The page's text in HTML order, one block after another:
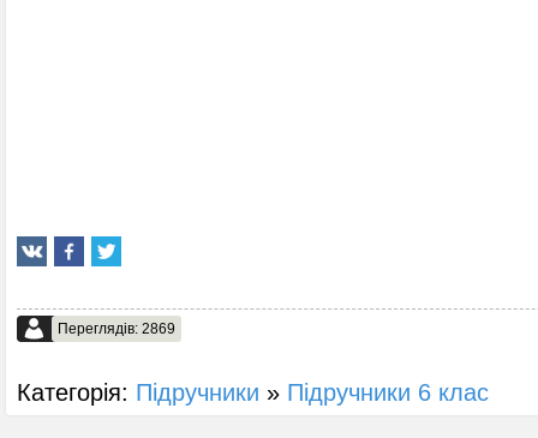
Переглядів: 2869
Категорія: Підручники » Підручники 6 клас